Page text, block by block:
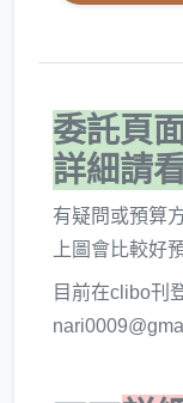
委託頁
詳細請
有疑問或預算
上圖會比較好
目前在clibo刊